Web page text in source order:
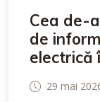
Cea de-
de
electrică
29 mai